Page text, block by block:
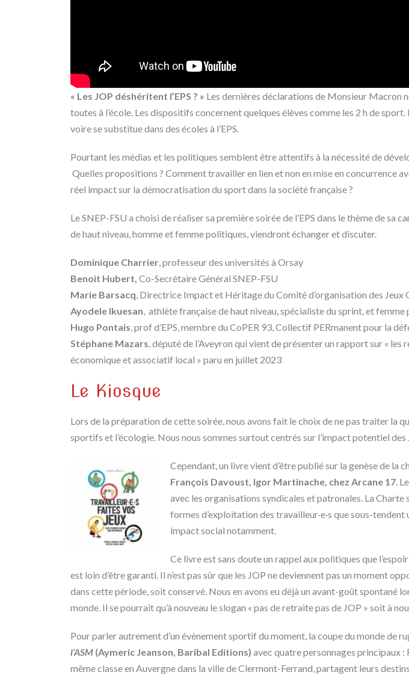
« Les JOP déshéritent l’EPS ? » Les dernières déclarations de Monsieur Macron
toutes à l’école. Les dispositifs concernent quelques élèves comme les 2 h de
voire se substitue dans des écoles à l’EPS.
Pourtant les médias et les politiques semblent être attentifs à la nécessité de
Quelles propositions ? Comment travailler en lien et non en mise en concurrence
réel impact sur la démocratisation du sport dans la société française ?
Le SNEP-FSU a choisi de réaliser sa première soirée de l’EPS dans le thème de sa
de haut niveau, homme et femme politiques, viendront échanger et discuter.
Dominique Charrier, professeur des universités à Orsay
Benoit Hubert, Co-Secrétaire Général SNEP-FSU
Marie Barsacq, Directrice Impact et Héritage du Comité d’organisation des
Ayodele Ikuesan, athlète française de haut niveau, spécialiste du sprint, et
Hugo Pontais, prof d’EPS, membre du CoPER 93, Collectif PERmanent pour la
Stéphane Mazars, député de l’Aveyron qui vient de présenter un rapport sur «
économique et associatif local » paru en juillet 2023
Le Kiosque
Lors de la préparation de cette soirée, nous avons fait le choix de ne pas traiter la
sportifs et l’écologie. Nous nous sommes surtout centrés sur l’impact potentiel
Cependant, un livre vient d’être publié sur la genèse de la
François Davoust, Igor Martinache, chez Arcane 17.
avec les organisations syndicales et patronales. La
formes d’exploitation des travailleur·e·s que sous-
impact social notamment.
Ce livre est sans doute un rappel aux politiques que
est loin d’être garanti. Il n’est pas sûr que les JOP ne deviennent pas un moment
dans cette période, soit conservé. Nous en avons eu déjà un avant-goût spontané
monde. Il se pourrait qu’à nouveau le slogan « pas de retraite pas de JOP » soit à
Pour parler autrement d’un évènement sportif du moment, la coupe du monde de
l’ASM (Aymeric Jeanson, Baribal Editions) avec quatre personnages principaux :
même classe en Auvergne dans la ville de Clermont-Ferrand, partagent leurs